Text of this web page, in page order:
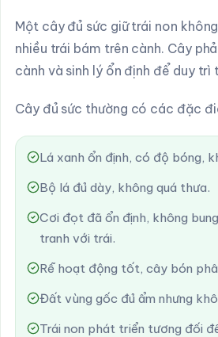
Một cây đủ sức giữ trái non
nhiều trái bám trên cành. Cây
cành và sinh lý ổn định để duy trì
Cây đủ sức thường có các đặc
Lá xanh ổn định, có độ bóng,
Bộ lá đủ dày, không quá thưa.
Cơi đọt đã ổn định, không
tranh với trái.
Rễ hoạt động tốt, cây bón
Đất vùng gốc đủ ẩm nhưng
Trái non phát triển tương đối